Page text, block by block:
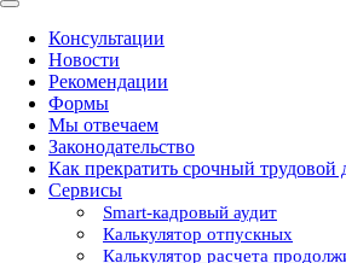
Консультации
Новости
Рекомендации
Формы
Мы отвечаем
Законодательство
Как прекратить срочный трудовой
Сервисы
Smart-кадровый аудит
Калькулятор отпускных
Калькулятор расчета